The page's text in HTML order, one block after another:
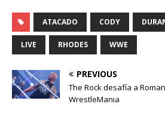
ATACADO CODY
LIVE RHODES WWE
PREVIOUS
The Rock desafía a
WrestleMania